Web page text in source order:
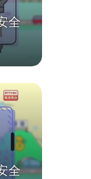
全
全